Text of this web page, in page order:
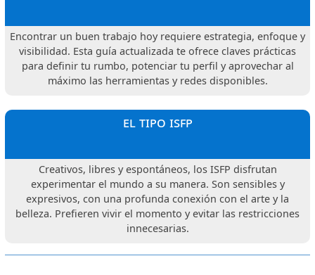
Encontrar un buen trabajo hoy requiere estrategia, enfoque y
visibilidad. Esta guía actualizada te ofrece claves prácticas
para definir tu rumbo, potenciar tu perfil y aprovechar al
máximo las herramientas y redes disponibles.
el tipo isfp
Creativos, libres y espontáneos, los ISFP disfrutan
experimentar el mundo a su manera. Son sensibles y
expresivos, con una profunda conexión con el arte y la
belleza. Prefieren vivir el momento y evitar las restricciones
innecesarias.